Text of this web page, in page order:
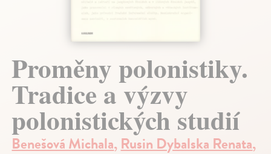
Proměny polonistiky.
Tradice a výzvy
polonistických studií
Benešová Michala,Rusin Dybalska Renata,